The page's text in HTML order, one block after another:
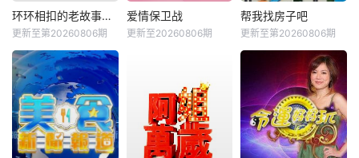
环环相扣的老故事第四季
更新至第20260806期
爱情保卫战
更新至20260806期
帮我找房子吧
更新至第20260806期